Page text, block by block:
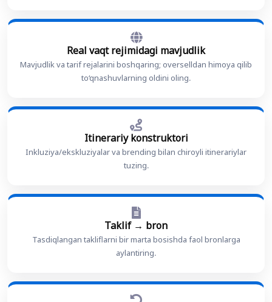
Real vaqt rejimidagi mavjudlik
Mavjudlik va tarif rejalarini boshqaring; overselldan himoya qilib
to‘qnashuvlarning oldini oling.
Itinerariy konstruktori
Inkluziya/ekskluziyalar va brending bilan chiroyli itinerariylar
tuzing.
Taklif → bron
Tasdiqlangan takliflarni bir marta bosishda faol bronlarga
aylantiring.